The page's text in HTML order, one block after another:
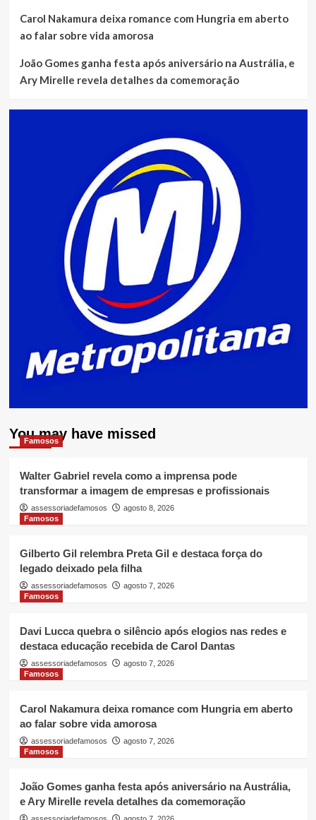
Carol Nakamura deixa romance com Hungria em aberto
ao falar sobre vida amorosa
João Gomes ganha festa após aniversário na Austrália, e
Ary Mirelle revela detalhes da comemoração
You may have missed
Famosos
Walter Gabriel revela como a imprensa pode
transformar a imagem de empresas e profissionais
assessoriadefamosos
agosto 8, 2026
Famosos
Gilberto Gil relembra Preta Gil e destaca força do
legado deixado pela filha
assessoriadefamosos
agosto 7, 2026
Famosos
Davi Lucca quebra o silêncio após elogios nas redes e
destaca educação recebida de Carol Dantas
assessoriadefamosos
agosto 7, 2026
Famosos
Carol Nakamura deixa romance com Hungria em aberto
ao falar sobre vida amorosa
assessoriadefamosos
agosto 7, 2026
Famosos
João Gomes ganha festa após aniversário na Austrália,
e Ary Mirelle revela detalhes da comemoração